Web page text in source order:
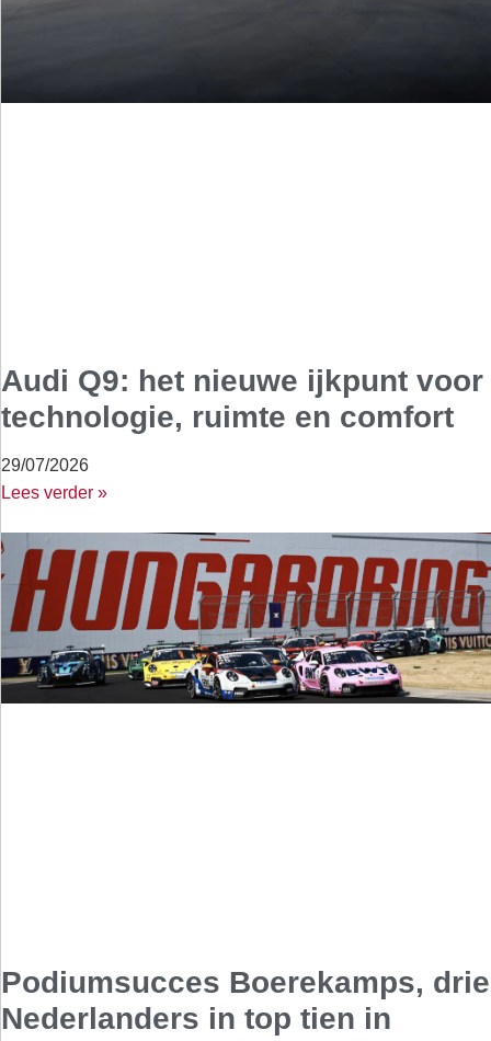
Audi Q9: het nieuwe ijkpunt voor
technologie, ruimte en comfort
29/07/2026
Lees verder »
Podiumsucces Boerekamps, drie
Nederlanders in top tien in